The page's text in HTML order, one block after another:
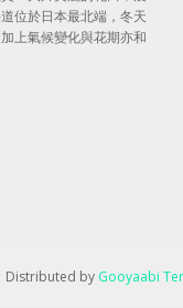
位於日本最北端，冬天
上氣候變化與花期亦和
Distributed by Gooyaabi